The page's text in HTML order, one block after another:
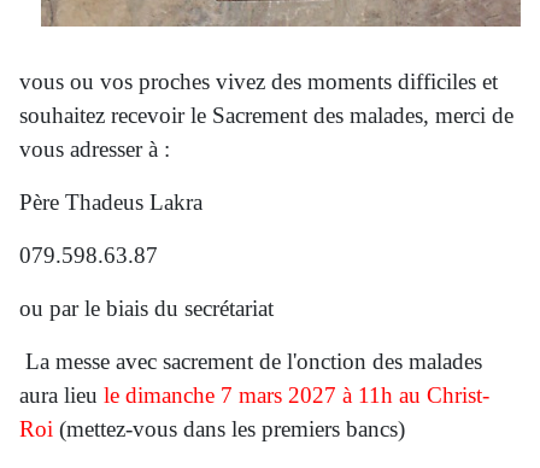
vous ou vos proches vivez des moments difficiles et
souhaitez recevoir le Sacrement des malades, merci de
vous adresser à :
Père Thadeus Lakra
079.598.63.87
ou par le biais du secrétariat
La messe avec sacrement de l'onction des malades
aura lieu le dimanche 7 mars 2027 à 11h au Christ-
Roi (mettez-vous dans les premiers bancs)